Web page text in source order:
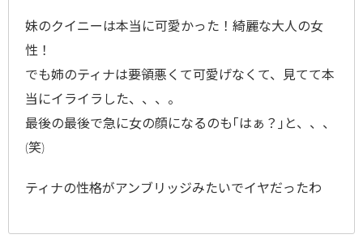
妹のクイニーは本当に可愛かった！綺麗な大人の女
性！
でも姉のティナは要領悪くて可愛げなくて、見てて本
当にイライラした、、、。
最後の最後で急に女の顔になるのも｢はぁ？｣と、、、
(笑)
ティナの性格がアンブリッジみたいでイヤだったわ